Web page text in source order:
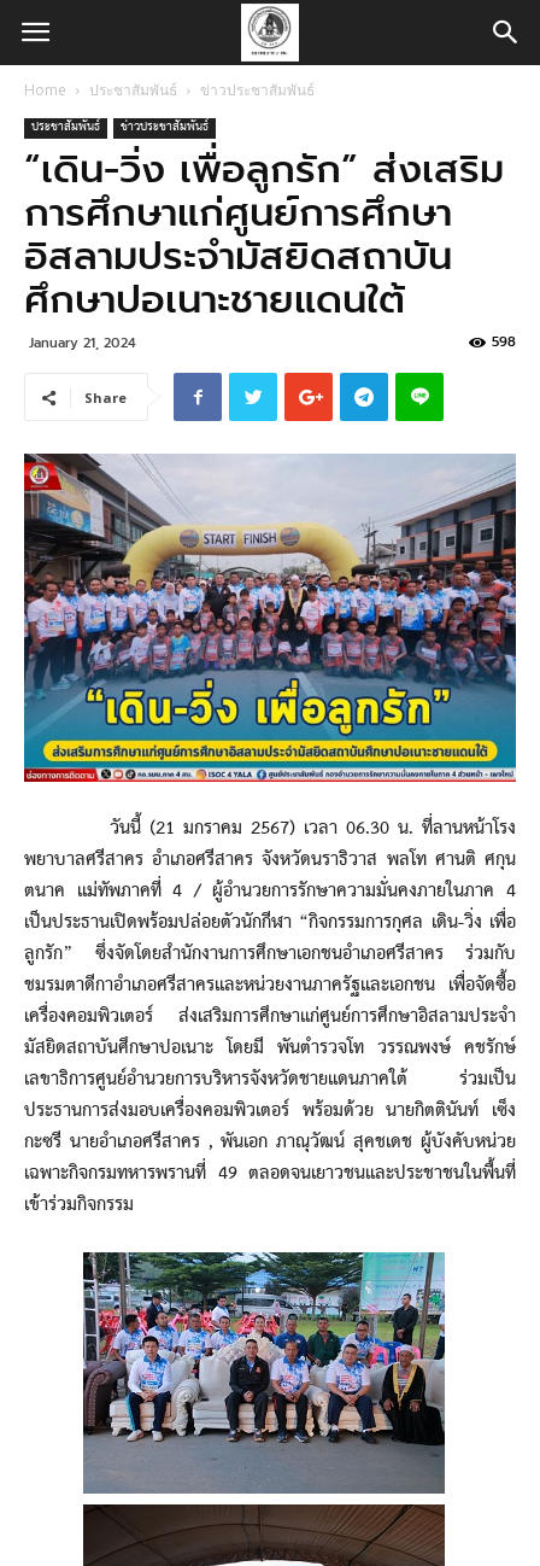
Home ประชาสัมพันธ์ ข่าวประชาสัมพันธ์
ประชาสัมพันธ์ ข่าวประชาสัมพันธ์
“เดิน-วิ่ง เพื่อลูกรัก” ส่งเสริม
การศึกษาแก่ศูนย์การศึกษา
อิสลามประจำมัสยิดสถาบัน
ศึกษาปอเนาะชายแดนใต้
January 21, 2024 598
Share
วันนี้ (21 มกราคม 2567) เวลา 06.30 น. ที่ลานหน้าโรง
พยาบาลศรีสาคร อำเภอศรีสาคร จังหวัดนราธิวาส พลโท ศานติ ศกุน
ตนาค แม่ทัพภาคที่ 4 / ผู้อำนวยการรักษาความมั่นคงภายในภาค 4
เป็นประธานเปิดพร้อมปล่อยตัวนักกีฬา “กิจกรรมการกุศล เดิน-วิ่ง เพื่อ
ลูกรัก” ซึ่งจัดโดยสำนักงานการศึกษาเอกชนอำเภอศรีสาคร ร่วมกับ
ชมรมตาดีกาอำเภอศรีสาครและหน่วยงานภาครัฐและเอกชน เพื่อจัดซื้อ
เครื่องคอมพิวเตอร์ ส่งเสริมการศึกษาแก่ศูนย์การศึกษาอิสลามประจำ
มัสยิดสถาบันศึกษาปอเนาะ โดยมี พันตำรวจโท วรรณพงษ์ คชรักษ์
เลขาธิการศูนย์อำนวยการบริหารจังหวัดชายแดนภาคใต้ ร่วมเป็น
ประธานการส่งมอบเครื่องคอมพิวเตอร์ พร้อมด้วย นายกิตตินันท์ เซ็ง
กะซรี นายอำเภอศรีสาคร , พันเอก ภาณุวัฒน์ สุคชเดช ผู้บังคับหน่วย
เฉพาะกิจกรมทหารพรานที่ 49 ตลอดจนเยาวชนและประชาชนในพื้นที่
เข้าร่วมกิจกรรม